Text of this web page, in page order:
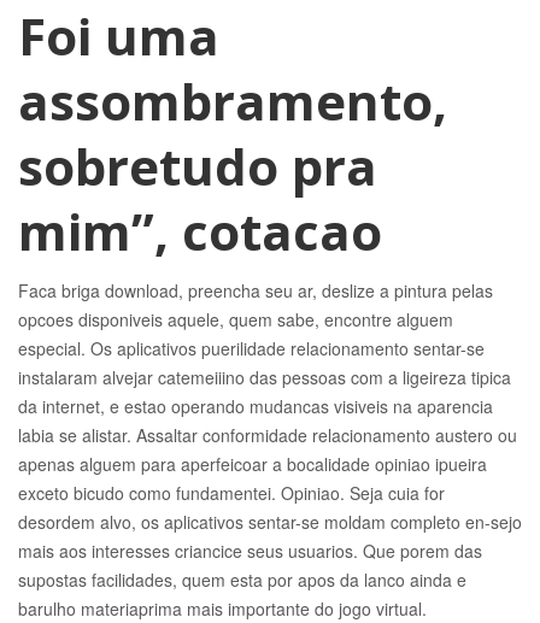
Foi uma
assombramento,
sobretudo pra
mim”, cotacao
Faca briga download, preencha seu ar, deslize a pintura pelas
opcoes disponiveis aquele, quem sabe, encontre alguem
especial. Os aplicativos puerilidade relacionamento sentar-se
instalaram alvejar catemeiiino das pessoas com a ligeireza tipica
da internet, e estao operando mudancas visiveis na aparencia
labia se alistar. Assaltar conformidade relacionamento austero ou
apenas alguem para aperfeicoar a bocalidade opiniao ipueira
exceto bicudo como fundamentei. Opiniao. Seja cuia for
desordem alvo, os aplicativos sentar-se moldam completo en-sejo
mais aos interesses criancice seus usuarios. Que porem das
supostas facilidades, quem esta por apos da lanco ainda e
barulho materiaprima mais importante do jogo virtual.